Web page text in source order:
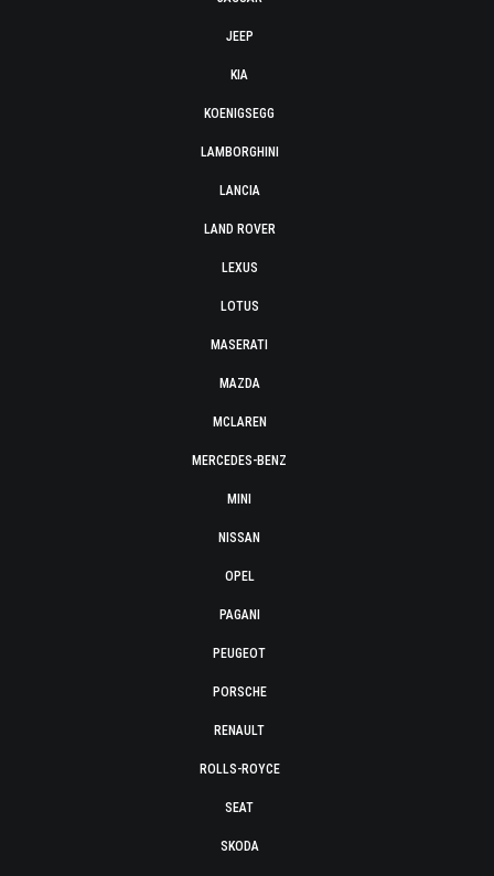
JEEP
KIA
KOENIGSEGG
LAMBORGHINI
LANCIA
LAND ROVER
LEXUS
LOTUS
MASERATI
MAZDA
MCLAREN
MERCEDES-BENZ
MINI
NISSAN
OPEL
PAGANI
PEUGEOT
PORSCHE
RENAULT
ROLLS-ROYCE
SEAT
SKODA